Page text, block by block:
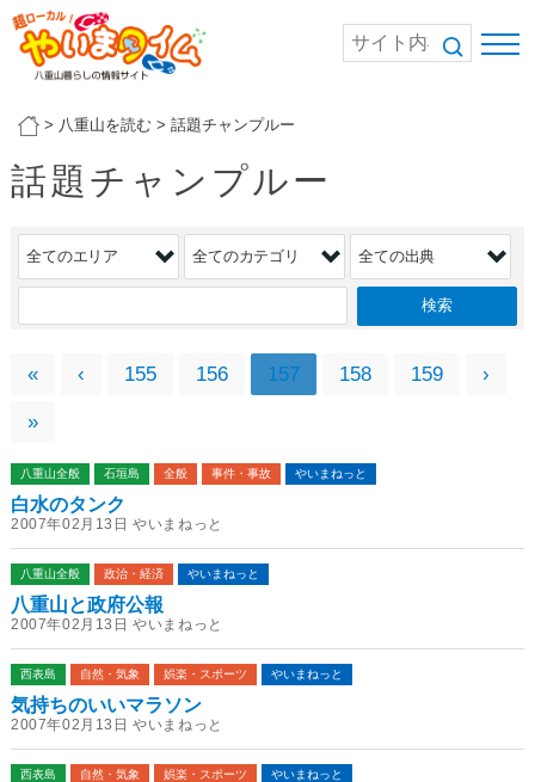
> 八重山を読む > 話題チャンプルー
話題チャンプルー
« ‹ 155 156 157 158 159 ›
»
八重山全般 石垣島 全般 事件・事故 やいまねっと
白水のタンク
2007年02月13日 やいまねっと
八重山全般 政治・経済 やいまねっと
八重山と政府公報
2007年02月13日 やいまねっと
西表島 自然・気象 娯楽・スポーツ やいまねっと
気持ちのいいマラソン
2007年02月13日 やいまねっと
西表島 自然・気象 娯楽・スポーツ やいまねっと